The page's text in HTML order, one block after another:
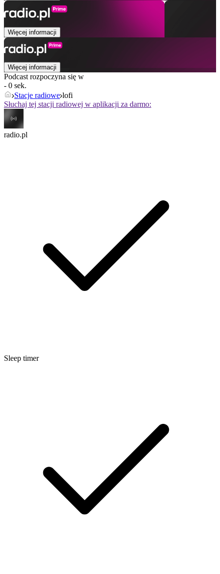
Więcej informacji
Więcej informacji
Podcast rozpoczyna się w
- 0 sek.
Stacje radiowe lofi
Słuchaj tej stacji radiowej w aplikacji za darmo:
radio.pl
Sleep timer